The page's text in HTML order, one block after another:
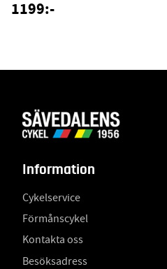
1199:-
Information
Cykelservice
Förmånscykel
Kontakta oss
Besöksadress